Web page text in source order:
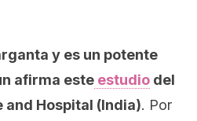
y es un potente
afirma este estudio del
and Hospital (India). Por